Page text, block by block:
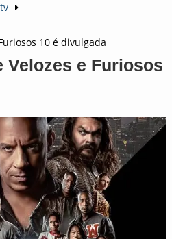
10 é divulgada
Velozes e Furiosos